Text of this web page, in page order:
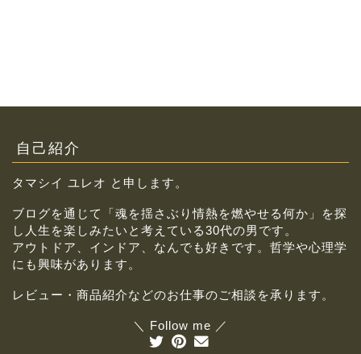
自己紹介
タマシイ ユレオ と申します。
ブログを通じて「魂を揺さぶり情熱を燃やせる何か」を探
し人生を楽しみたいと考えている30代の男です。
アウトドア、インドア、なんでも好きです。哲学や心理学
にも興味があります。
レビュー・商品紹介などのお仕事のご相談を承ります。
＼ Follow me ／